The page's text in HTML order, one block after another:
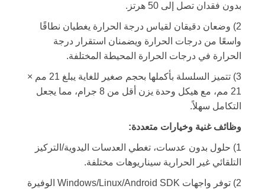
بدون فقدان تصل إلى 50 هرتز.
2) وضعان دقيقان لقياس درجة الحرارة يغطيان نطاقًا
واسعًا من درجات الحرارة ويضمنان استقرار درجة
الحرارة في درجات الحرارة المحيطة المختلفة.
3) تتميز السلسلة بأكملها بحجم صغير للغاية يبلغ 21 مم ×
21 مم، مع هيكل وحدة يزن أقل من 8 جرام، مما يجعل
التكامل سهلاً.
وظائف غنية وخيارات متعددة:
1) حلول بدون عدسات، تغطي العدسات اليدوية/التركيز
التلقائي غير الحرارية سيناريوهات مختلفة.
2) توفر واجهات Windows/Linux/Android SDK الوفيرة